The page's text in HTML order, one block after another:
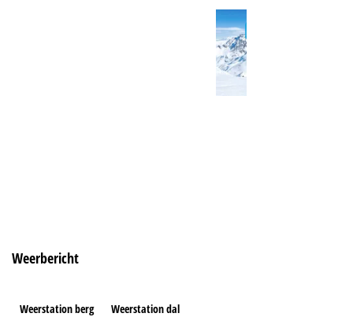
Weerbericht
Weerstation berg Weerstation dal